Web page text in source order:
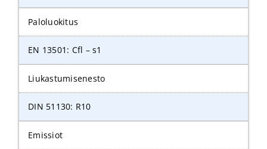
Paloluokitus
EN 13501: Cfl – s1
Liukastumisenesto
DIN 51130: R10
Emissiot